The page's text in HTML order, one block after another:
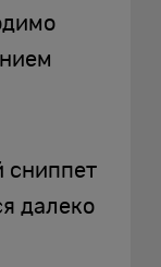
сниппет
далеко